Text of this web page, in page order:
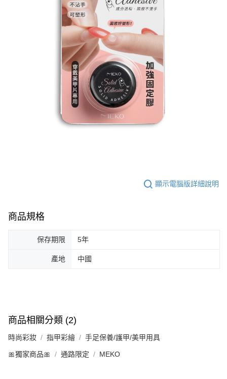
顯示電腦版詳細說明
商品規格
保存期限 5年
產地 中國
商品相關分類 (2)
時尚彩妝 指甲彩繪 手足保養/護甲/美甲用具
🎀獨家商品🎀 通路限定 MEKO